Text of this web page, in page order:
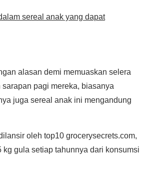
sereal anak yang dapat
alasan demi memuaskan selera
pagi mereka, biasanya
juga sereal anak ini mengandung
oleh top10 grocerysecrets.com,
gula setiap tahunnya dari konsumsi